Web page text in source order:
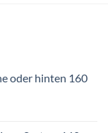
oder hinten 160